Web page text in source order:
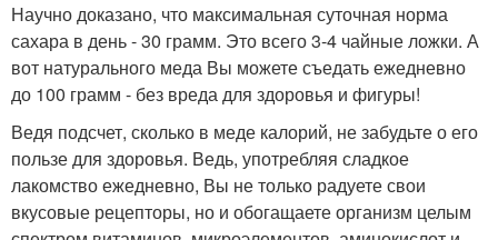
Научно доказано, что максимальная суточная норма
сахара в день - 30 грамм. Это всего 3-4 чайные ложки. А
вот натурального меда Вы можете съедать ежедневно
до 100 грамм - без вреда для здоровья и фигуры!
Ведя подсчет, сколько в меде калорий, не забудьте о его
пользе для здоровья. Ведь, употребляя сладкое
лакомство ежедневно, Вы не только радуете свои
вкусовые рецепторы, но и обогащаете организм целым